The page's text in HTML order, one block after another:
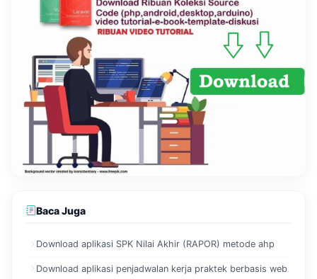
Baca Juga
Download aplikasi SPK Nilai Akhir (RAPOR) metode ahp
Download aplikasi penjadwalan kerja praktek berbasis web